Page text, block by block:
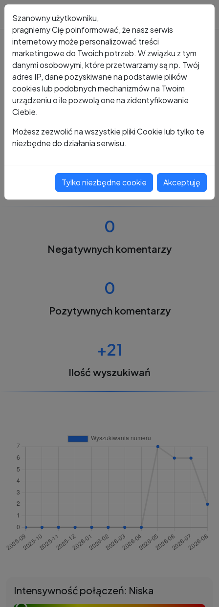
Kto dzwonił? Numer +48 602 352 542
+48 602 352 542
0
Negatywnych komentarzy
0
Pozytywnych komentarzy
+21
Ilość wyszukiwań
Intensywność połączeń: Niska
Szanowny użytkowniku,
pragniemy Cię poinformować, że nasz serwis
internetowy może personalizować treści
marketingowe do Twoich potrzeb. W związku z tym
danymi osobowymi, które przetwarzamy są np. Twój
adres IP, dane pozyskiwane na podstawie plików
cookies lub podobnych mechanizmów na Twoim
urządzeniu o ile pozwolą one na zidentyfikowanie
Ciebie.
Możesz zezwolić na wszystkie pliki Cookie lub tylko te
niezbędne do działania serwisu.
Tylko niezbędne cookie Akceptuję